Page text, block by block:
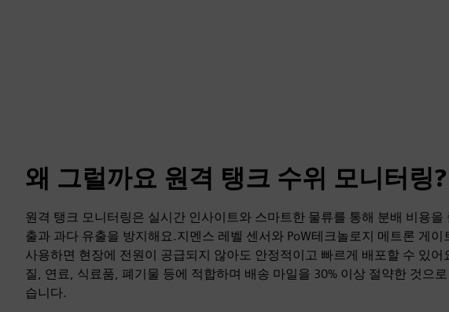
왜 그럴까요 원격 탱크 수위 모니터링?
원격 탱크 모니터링은 실시간 인사이트와 스마트한 물류를 통해 분배 비용을
출과 과다 유출을 방지해요.지멘스 레벨 센서와 PoW테크놀로지 메트론 게이
사용하면 현장에 전원이 공급되지 않아도 안정적이고 빠르게 배포할 수 있어
질, 연료, 식료품, 폐기물 등에 적합하며 배송 마일을 30% 이상 절약한 것으
습니다.